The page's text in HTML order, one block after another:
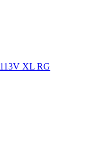
XL RG